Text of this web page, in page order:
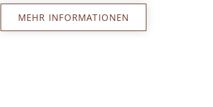
MEHR INFORMATIONEN